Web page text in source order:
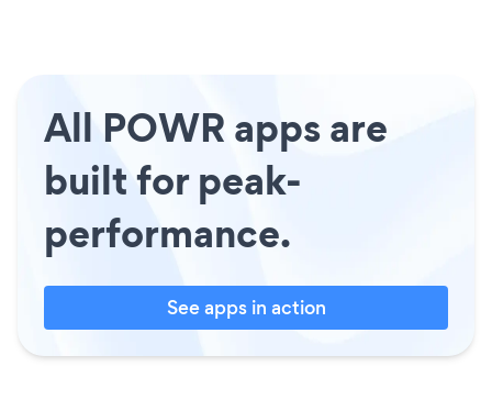
All POWR apps are
built for peak-
performance.
See apps in action